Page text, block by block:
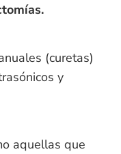
(curetas)
y
aquellas que